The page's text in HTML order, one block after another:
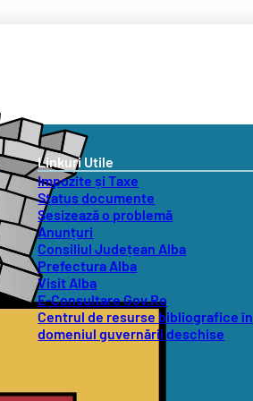
Linkuri Utile
Impozite și Taxe
Status documente
Sesizează o problemă
Anunțuri
Consiliul Județean Alba
Prefectura Alba
Visit Alba
E-Consultare Gov.Ro
Centrul de resurse bibliografice în
domeniul guvernării deschise